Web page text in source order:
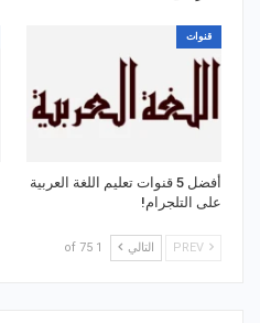
قنوات
أفضل 5 قنوات تعليم اللغة العربية
على التلجرام!
التالي 1 of 75